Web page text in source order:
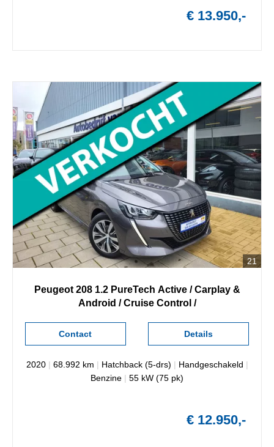
€ 13.950,-
21
Peugeot 208 1.2 PureTech Active / Carplay &
Android / Cruise Control /
Details
Contact
2020| 68.992 km | Hatchback (5-drs) | Handgeschakeld |
Benzine | 55 kW (75 pk)
€ 12.950,-